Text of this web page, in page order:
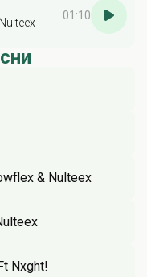
01:10
& Nulteex
Nxght!